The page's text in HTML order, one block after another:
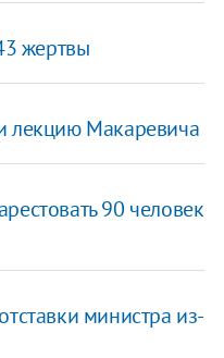
жертвы
лекцию Макаревича
90 человек
министра из-